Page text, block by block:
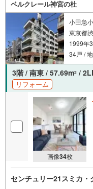
ます。お早めにお問い合わせ
■ネット非公開情報もご紹介
替えのきっかけをお聞かせ
新規公開予定の物件資料も併
■安心の資金計画・売却サポ
シャルプランナー（FP）が
す。また、購入だけでなく、
サポートいたします。
営業時間（9:00～18:00）は
件は早期終了の可能性があ
ベルクレール神宮の杜
小田急
東京都
1999年
34戸 /
3階 / 南東 / 57.69m2 /
リフォーム
画像34枚
センチュリー21スミカ・